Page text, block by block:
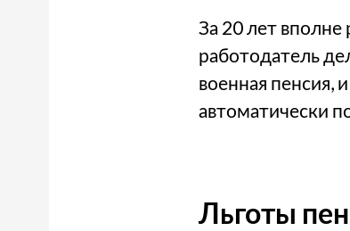
За 20 лет вполне
работодатель
военная пенсия,
автоматически
Льготы